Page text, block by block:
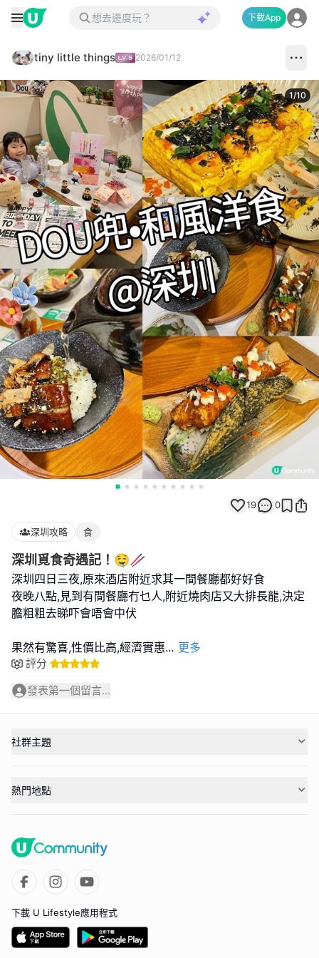
下載App
tiny little things 2026/01/12
1/10
19 0
深圳攻略 食
深圳覓食奇遇記！🤤🥢
深圳四日三夜,原來酒店附近求其一間餐廳都好好食
夜晚八點,見到有間餐廳冇乜人,附近燒肉店又大排長龍,決定
膽粗粗去睇吓會唔會中伏
果然有驚喜,性價比高,經濟實惠... 更多
評分
發表第一個留言...
社群主題
熱門地點
下載 U Lifestyle應用程式